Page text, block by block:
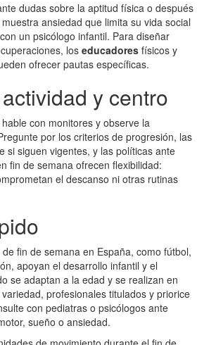
dudas sobre la aptitud física o después
ansiedad que limita su vida social
un psicólogo infantil. Para diseñar
los educadores físicos y
ofrecer pautas específicas.
y centro
con monitores y observe la
por los criterios de progresión, las
si siguen vigentes, y las políticas ante
fin de semana ofrecen flexibilidad:
el descanso ni otras rutinas
fin de semana en España, como fútbol,
apoyan el desarrollo infantil y el
se adaptan a la edad y se realizan en
profesionales titulados y priorice
con pediatras o psicólogos ante
sueño o ansiedad.